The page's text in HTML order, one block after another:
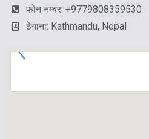
फोन नम्बर: +9779808359530
ठेगाना: Kathmandu, Nepal